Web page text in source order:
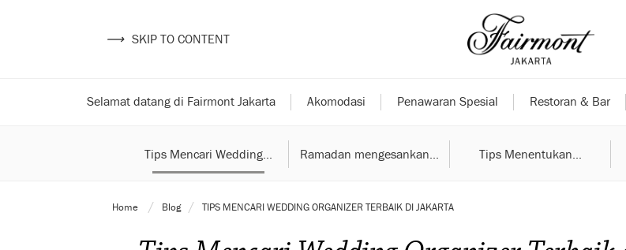
⟶ SKIP TO CONTENT
Selamat datang di Fairmont Jakarta Akomodasi Penawaran Spesial Restoran & Bar
Tips Mencari Wedding... Ramadan mengesankan... Tips Menentukan...
Home Blog TIPS MENCARI WEDDING ORGANIZER TERBAIK DI JAKARTA